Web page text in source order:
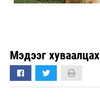
Мэдээг хуваалцах